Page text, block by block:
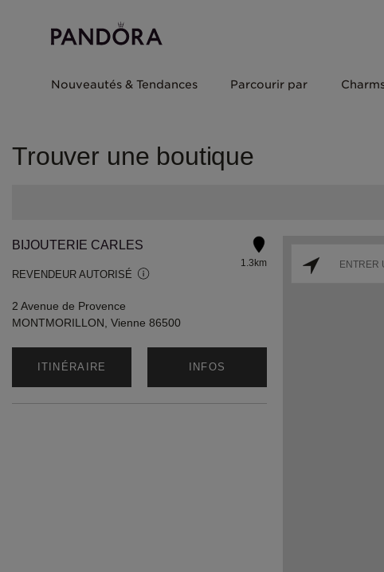
Nouveautés & Tendances Parcourir par
Trouver une boutique
BIJOUTERIE CARLES
REVENDEUR AUTORISÉ
1.3km
2 Avenue de Provence
MONTMORILLON, Vienne 86500
ITINÉRAIRE INFOS